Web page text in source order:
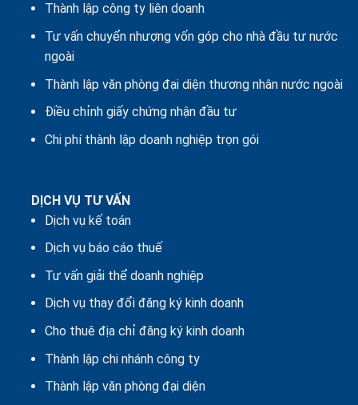
Thành lập công ty liên doanh
Tư vấn chuyển nhượng vốn góp cho nhà đầu tư nước
ngoài
Thành lập văn phòng đại diện thương nhân nước ngoài
Điều chỉnh giấy chứng nhận đầu tư
Chi phí thành lập doanh nghiệp trọn gói
DỊCH VỤ TƯ VẤN
Dịch vụ kế toán
Dịch vụ báo cáo thuế
Tư vấn giải thể doanh nghiệp
Dịch vụ thay đổi đăng ký kinh doanh
Cho thuê địa chỉ đăng ký kinh doanh
Thành lập chi nhánh công ty
Thành lập văn phòng đại diện